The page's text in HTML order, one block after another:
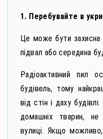
1. Перебувайте в
Це може бути захисна
підвал або середина
Радіоактивний пил
будівель, тому
від стін і даху
домашніх тварин,
вулиці. Якщо